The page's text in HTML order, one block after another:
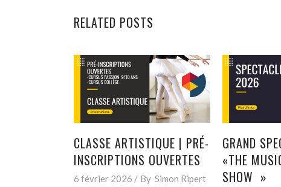
RELATED POSTS
CLASSE ARTISTIQUE | PRÉ-
INSCRIPTIONS OUVERTES
6 février 2026 By Simon Ripert
GRAND
«THE
SHOW »